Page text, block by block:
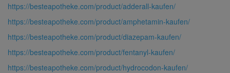
https://besteapotheke.com/product/adderall-kaufen/
https://besteapotheke.com/product/amphetamin-kaufen/
https://besteapotheke.com/product/diazepam-kaufen/
https://besteapotheke.com/product/fentanyl-kaufen/
https://besteapotheke.com/product/hydrocodon-kaufen/